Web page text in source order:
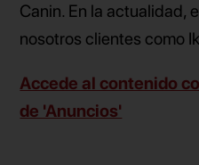
Canin. En la actualidad,
nosotros clientes como
Accede al contenido
de 'Anuncios'